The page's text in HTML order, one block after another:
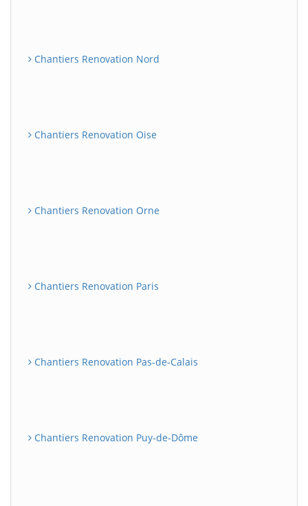
Chantiers Renovation Nord
Chantiers Renovation Oise
Chantiers Renovation Orne
Chantiers Renovation Paris
Chantiers Renovation Pas-de-Calais
Chantiers Renovation Puy-de-Dôme